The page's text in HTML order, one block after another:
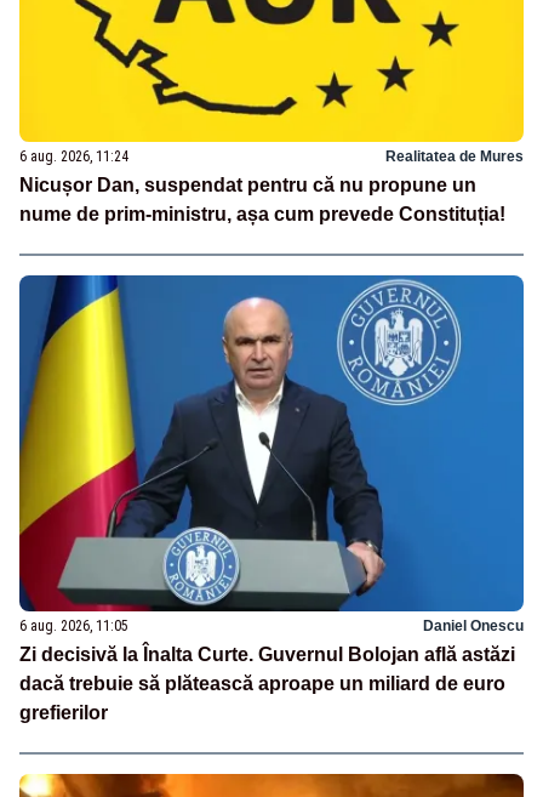
6 aug. 2026, 11:24 Realitatea de Mures
Nicușor Dan, suspendat pentru că nu propune un
nume de prim-ministru, așa cum prevede Constituția!
6 aug. 2026, 11:05 Daniel Onescu
Zi decisivă la Înalta Curte. Guvernul Bolojan află astăzi
dacă trebuie să plătească aproape un miliard de euro
grefierilor